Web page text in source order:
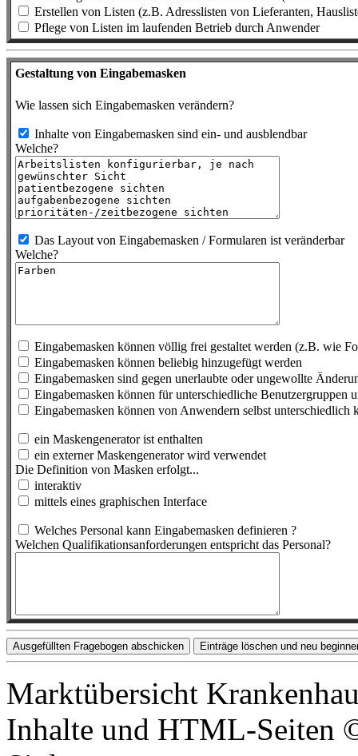
Erstellen von Listen (z.B. Adresslisten von Lieferanten,
Pflege von Listen im laufenden Betrieb durch Anwender
Gestaltung von Eingabemasken
Wie lassen sich Eingabemasken verändern?
Inhalte von Eingabemasken sind ein- und ausblendbar
Welche?
Das Layout von Eingabemasken / Formularen ist veränderbar
Welche?
Eingabemasken können völlig frei gestaltet werden (z.B. wie
Eingabemasken können beliebig hinzugefügt werden
Eingabemasken sind gegen unerlaubte oder ungewollte
Eingabemasken können für unterschiedliche Benutzergruppen
Eingabemasken können von Anwendern selbst unterschiedlich
ein Maskengenerator ist enthalten
ein externer Maskengenerator wird verwendet
Die Definition von Masken erfolgt...
interaktiv
mittels eines graphischen Interface
Welches Personal kann Eingabemasken definieren ?
Welchen Qualifikationsanforderungen entspricht das Personal?
Marktübersicht
Inhalte und HTML-Seiten